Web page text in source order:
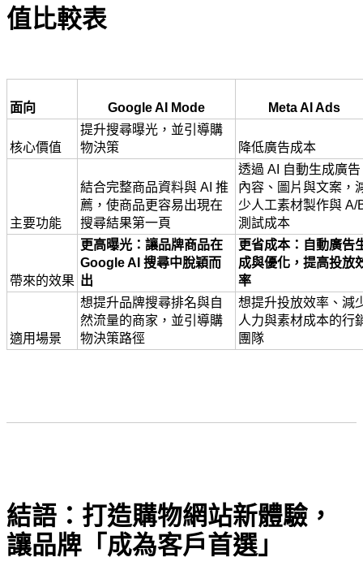
值比較表
面向 Google AI Mode Meta AI Ads
核心價值
提升搜尋曝光，並引導購
物決策
降低廣告成本
主要功能
結合完整商品資料與 AI 推
薦，使商品更容易出現在
搜尋結果第一頁
透過 AI 自動生成廣告
內容、圖片與文案，
少人工素材製作與 A/
測試成本
帶來的效果
更高曝光：讓品牌商品在
Google AI 搜尋中脫穎而
出
更省成本：自動廣告
成與優化，提高投放
率
適用場景
想提升品牌搜尋排名與自
然流量的商家，並引導購
物決策路徑
想提升投放效率、減
人力與素材成本的行
團隊
結語：打造購物網站新體驗，
讓品牌「成為客戶首選」